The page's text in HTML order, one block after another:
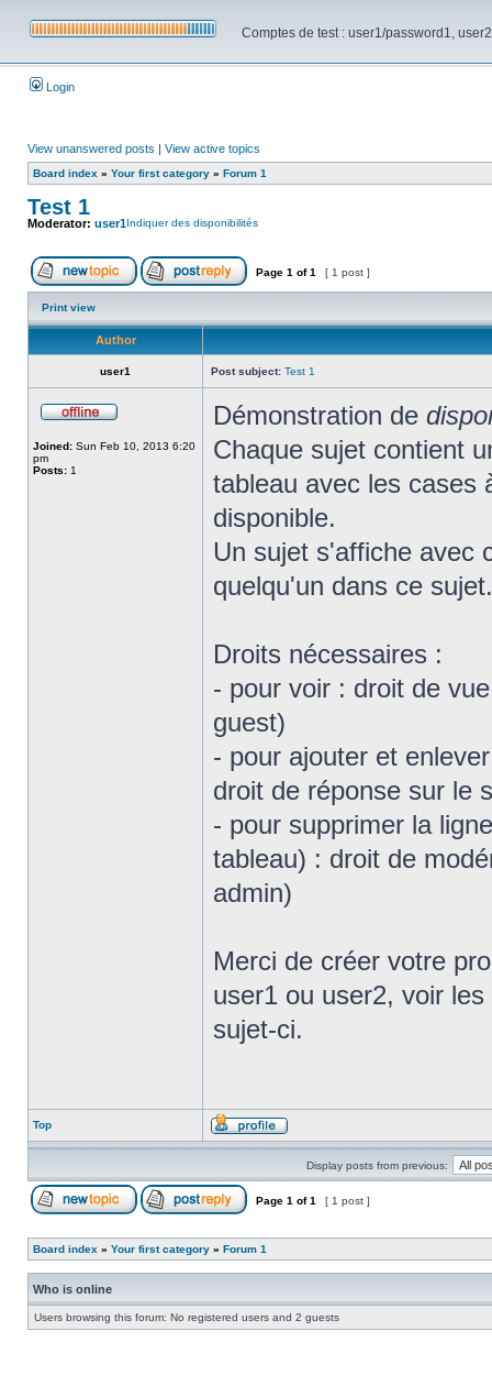
Comptes de test : user1/password1,
Login
View unanswered posts | View active topics
Board index » Your first category » Forum 1
Test 1
Moderator: user1Indiquer des disponibilités
Page 1 of1 [ 1 post ]
Print view
Author
user1 Post subject: Test 1
Joined: Sun Feb 10, 2013 6:20
pm
Posts: 1
Démonstration de
Chaque sujet contient
tableau avec les cases
disponible.
Un sujet s'affiche avec
quelqu'un dans ce sujet.
Droits nécessaires :
- pour voir : droit de
guest)
- pour ajouter et
droit de réponse sur le
- pour supprimer la
tableau) : droit de
admin)
Merci de créer votre
user1 ou user2, voir
sujet-ci.
Top
Display posts from previous:
Page 1 of1 [ 1 post ]
Board index » Your first category » Forum 1
Who is online
Users browsing this forum: No registered users and 2 guests